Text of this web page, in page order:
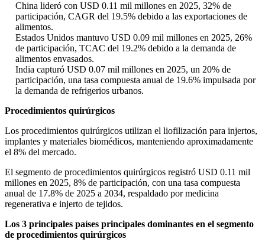
China lideró con USD 0.11 mil millones en 2025, 32% de
participación, CAGR del 19.5% debido a las exportaciones de
alimentos.
Estados Unidos mantuvo USD 0.09 mil millones en 2025, 26%
de participación, TCAC del 19.2% debido a la demanda de
alimentos envasados.
India capturó USD 0.07 mil millones en 2025, un 20% de
participación, una tasa compuesta anual de 19.6% impulsada por
la demanda de refrigerios urbanos.
Procedimientos quirúrgicos
Los procedimientos quirúrgicos utilizan el liofilización para injertos,
implantes y materiales biomédicos, manteniendo aproximadamente
el 8% del mercado.
El segmento de procedimientos quirúrgicos registró USD 0.11 mil
millones en 2025, 8% de participación, con una tasa compuesta
anual de 17.8% de 2025 a 2034, respaldado por medicina
regenerativa e injerto de tejidos.
Los 3 principales países principales dominantes en el segmento
de procedimientos quirúrgicos